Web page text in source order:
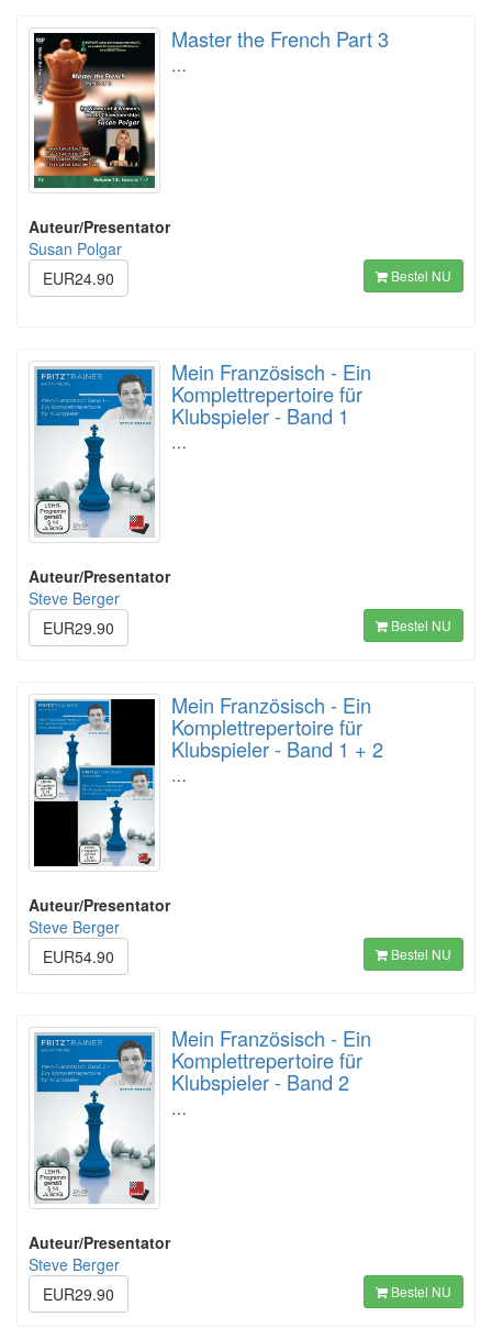
Master the French Part 3
…
Auteur/Presentator
Susan Polgar
EUR24.90
Bestel NU
Mein Französisch - Ein
Komplettrepertoire für
Klubspieler - Band 1
…
Auteur/Presentator
Steve Berger
EUR29.90
Bestel NU
Mein Französisch - Ein
Komplettrepertoire für
Klubspieler - Band 1 + 2
…
Auteur/Presentator
Steve Berger
EUR54.90
Bestel NU
Mein Französisch - Ein
Komplettrepertoire für
Klubspieler - Band 2
…
Auteur/Presentator
Steve Berger
EUR29.90
Bestel NU